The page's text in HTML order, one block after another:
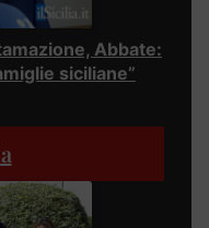
Abbate:
siciliane”